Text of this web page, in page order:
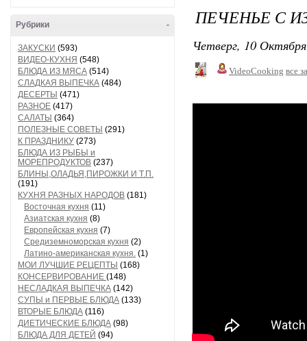
-
Рубрики
ЗАКУСКИ (593)
ВИДЕО-КУХНЯ (548)
БЛЮДА ИЗ МЯСА (514)
СЛАДКАЯ ВЫПЕЧКА (484)
ДЕСЕРТЫ (471)
РАЗНОЕ (417)
САЛАТЫ (364)
ПОЛЕЗНЫЕ СОВЕТЫ (291)
К ПРАЗДНИКУ (273)
БЛЮДА ИЗ РЫБЫ и
МОРЕПРОДУКТОВ (237)
БЛИНЫ,ОЛАДЬЯ,ПИРОЖКИ И Т.П.
(191)
КУХНЯ РАЗНЫХ НАРОДОВ (181)
Восточная кухня (11)
Азиатская кухня (8)
Европейская кухня (7)
Средиземноморская кухня (2)
Латино-американская кухня. (1)
МОИ ЛУЧШИЕ РЕЦЕПТЫ (168)
КОНСЕРВИРОВАНИЕ (148)
НЕСЛАДКАЯ ВЫПЕЧКА (142)
СУПЫ и ПЕРВЫЕ БЛЮДА (133)
ВТОРЫЕ БЛЮДА (116)
ДИЕТИЧЕСКИЕ БЛЮДА (98)
БЛЮДА ДЛЯ ДЕТЕЙ (94)
ПЕЧЕНЬЕ С
Четверг, 10
VideoCooking все